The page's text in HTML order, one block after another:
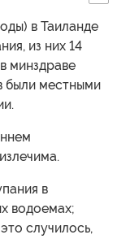
в Таиланде
из них 14
минздраве
были местными
в
водоемах;
случилось,